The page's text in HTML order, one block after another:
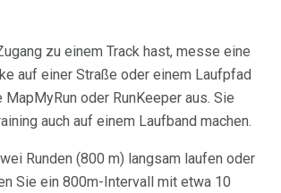
zu einem Track hast, messe eine
auf einer Straße oder einem Laufpfad
oder RunKeeper aus. Sie
auch auf einem Laufband machen.
Runden (800 m) langsam laufen oder
Sie ein 800m-Intervall mit etwa 10